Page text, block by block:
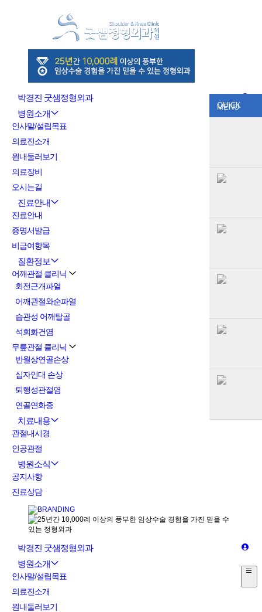
박경진 굿샘정형외과
병원소개
인사말/설립목표
의료진소개
원내둘러보기
의료장비
오시는길
진료안내
진료안내
증명서발급
비급여항목
질환정보
어깨관절 클리닉
회전근개파열
어깨관절와순파열
습관성 어깨탈골
석회화건염
무릎관절 클리닉
반월상연골손상
십자인대 손상
퇴행성관절염
연골연화증
치료내용
관절내시경
인공관절
병원소식
공지사항
진료상담
QUICK
MENU
박경진 굿샘정형외과
병원소개
인사말/설립목표
의료진소개
원내둘러보기